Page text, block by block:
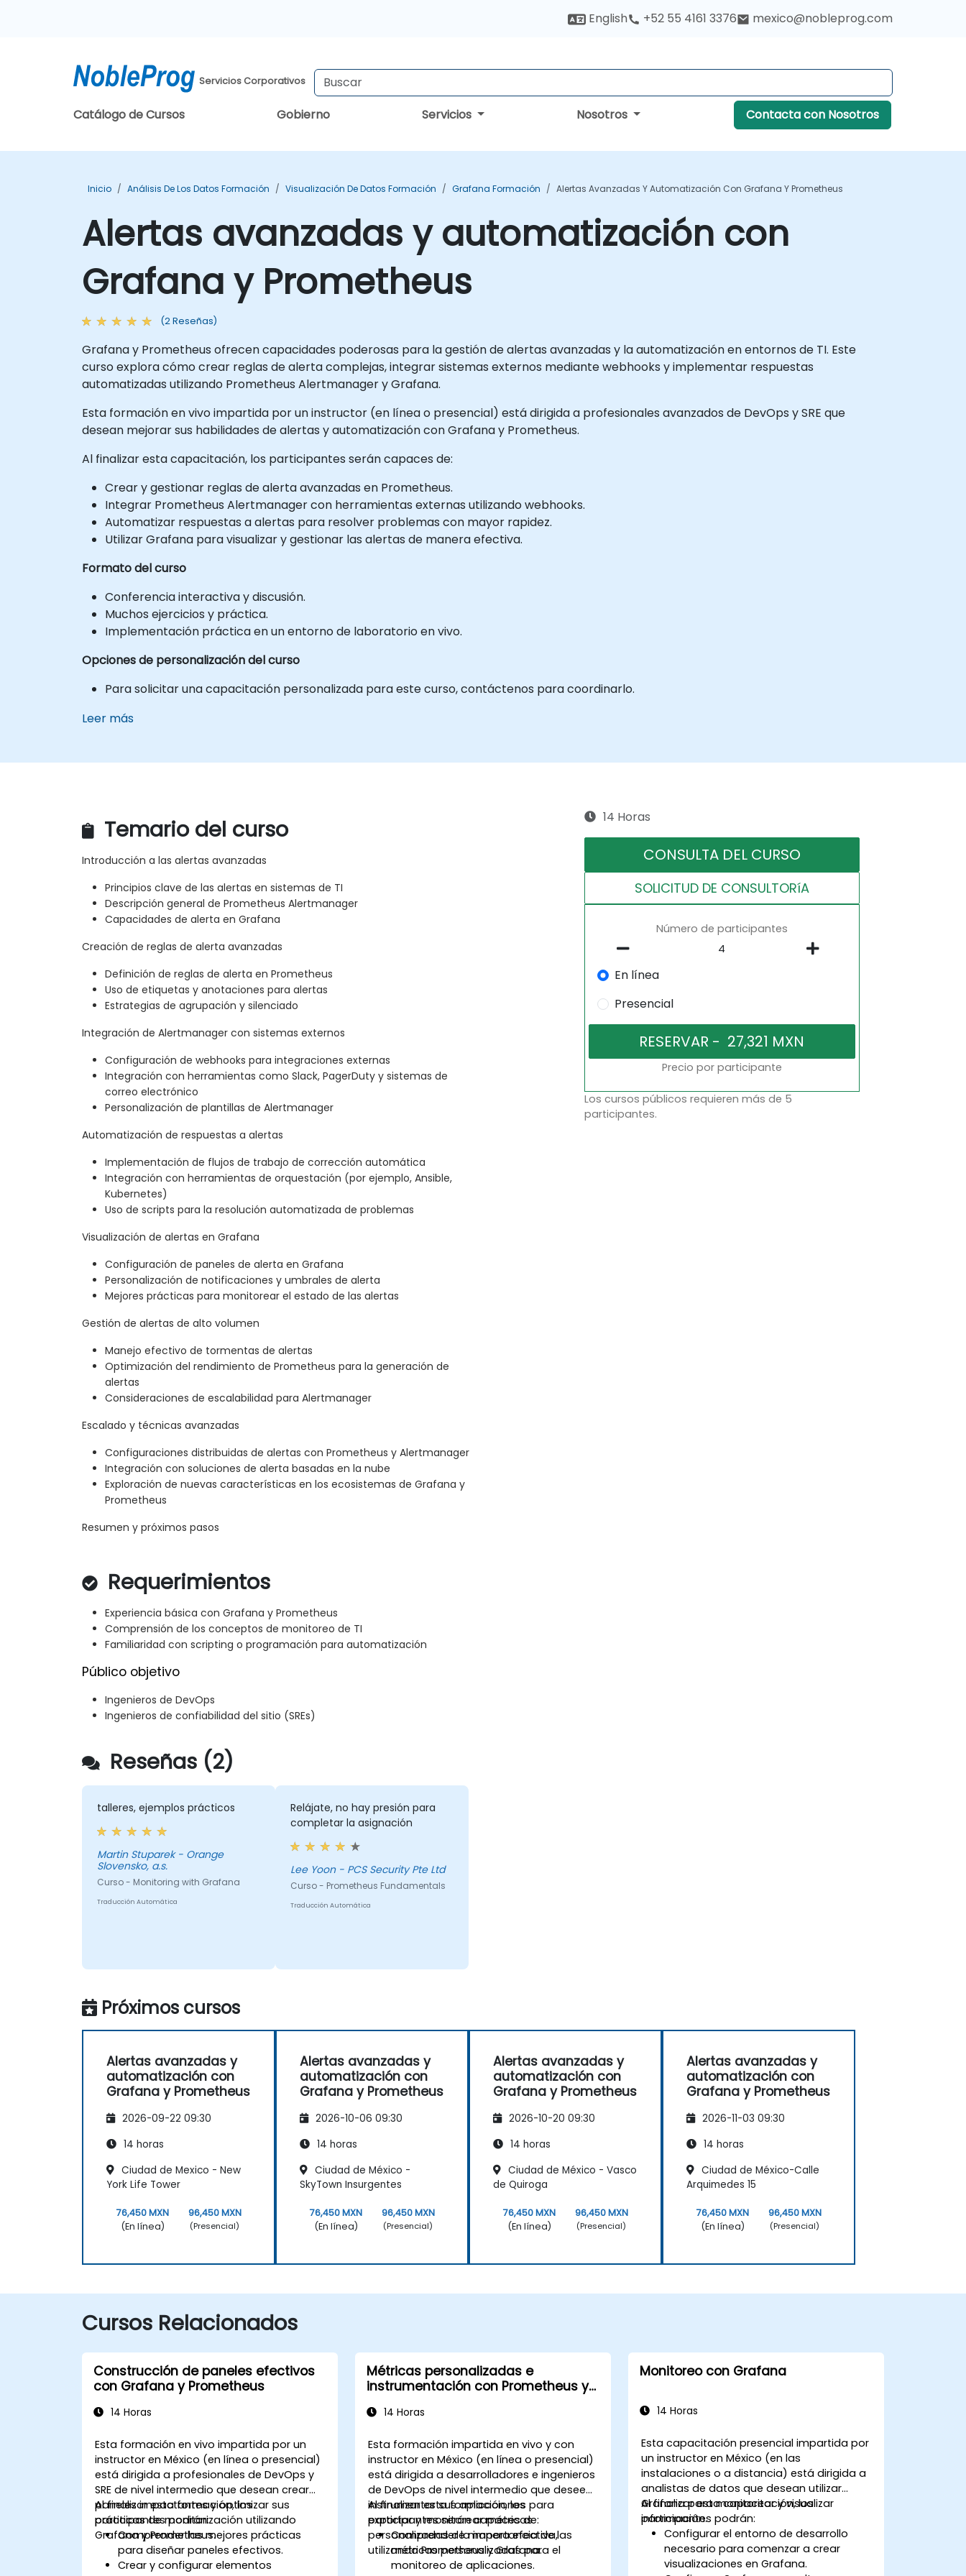
English +52 55 4161 3376 mexico@nobleprog.com
Servicios Corporativos
Catálogo de Cursos Gobierno Servicios Nosotros Contacta con Nosotros
Inicio Análisis De Los Datos Formación Visualización De Datos Formación Grafana Formación Alertas Avanzadas Y Automatización Con Grafana Y Prometheus
Alertas avanzadas y automatización con
Grafana y Prometheus
(2 Reseñas)
Grafana y Prometheus ofrecen capacidades poderosas para la gestión de alertas avanzadas y la automatización en entornos de TI. Este
curso explora cómo crear reglas de alerta complejas, integrar sistemas externos mediante webhooks y implementar respuestas
automatizadas utilizando Prometheus Alertmanager y Grafana.
Esta formación en vivo impartida por un instructor (en línea o presencial) está dirigida a profesionales avanzados de DevOps y SRE que
desean mejorar sus habilidades de alertas y automatización con Grafana y Prometheus.
Al finalizar esta capacitación, los participantes serán capaces de:
Crear y gestionar reglas de alerta avanzadas en Prometheus.
Integrar Prometheus Alertmanager con herramientas externas utilizando webhooks.
Automatizar respuestas a alertas para resolver problemas con mayor rapidez.
Utilizar Grafana para visualizar y gestionar las alertas de manera efectiva.
Formato del curso
Conferencia interactiva y discusión.
Muchos ejercicios y práctica.
Implementación práctica en un entorno de laboratorio en vivo.
Opciones de personalización del curso
Para solicitar una capacitación personalizada para este curso, contáctenos para coordinarlo.
Leer más
Temario del curso
Introducción a las alertas avanzadas
Principios clave de las alertas en sistemas de TI
Descripción general de Prometheus Alertmanager
Capacidades de alerta en Grafana
Creación de reglas de alerta avanzadas
Definición de reglas de alerta en Prometheus
Uso de etiquetas y anotaciones para alertas
Estrategias de agrupación y silenciado
Integración de Alertmanager con sistemas externos
Configuración de webhooks para integraciones externas
Integración con herramientas como Slack, PagerDuty y sistemas de
correo electrónico
Personalización de plantillas de Alertmanager
Automatización de respuestas a alertas
Implementación de flujos de trabajo de corrección automática
Integración con herramientas de orquestación (por ejemplo, Ansible,
Kubernetes)
Uso de scripts para la resolución automatizada de problemas
Visualización de alertas en Grafana
Configuración de paneles de alerta en Grafana
Personalización de notificaciones y umbrales de alerta
Mejores prácticas para monitorear el estado de las alertas
Gestión de alertas de alto volumen
Manejo efectivo de tormentas de alertas
Optimización del rendimiento de Prometheus para la generación de
alertas
Consideraciones de escalabilidad para Alertmanager
Escalado y técnicas avanzadas
Configuraciones distribuidas de alertas con Prometheus y Alertmanager
Integración con soluciones de alerta basadas en la nube
Exploración de nuevas características en los ecosistemas de Grafana y
Prometheus
Resumen y próximos pasos
Requerimientos
Experiencia básica con Grafana y Prometheus
Comprensión de los conceptos de monitoreo de TI
Familiaridad con scripting o programación para automatización
Público objetivo
Ingenieros de DevOps
Ingenieros de confiabilidad del sitio (SREs)
14 Horas
CONSULTA DEL CURSO
SOLICITUD DE CONSULTORíA
Número de participantes
En línea
Presencial
Precio por participante
Los cursos públicos requieren más de 5
participantes.
Reseñas (2)
talleres, ejemplos prácticos
Martin Stuparek - Orange
Slovensko, a.s.
Curso - Monitoring with Grafana
Traducción Automática
Relájate, no hay presión para
completar la asignación
Lee Yoon - PCS Security Pte Ltd
Curso - Prometheus Fundamentals
Traducción Automática
Próximos cursos
Alertas avanzadas y
automatización con
Grafana y Prometheus
2026-09-22 09:30
14 horas
Ciudad de Mexico - New
York Life Tower
76,450 MXN
(En línea)
96,450 MXN
(Presencial)
Alertas avanzadas y
automatización con
Grafana y Prometheus
2026-10-06 09:30
14 horas
Ciudad de México -
SkyTown Insurgentes
76,450 MXN
(En línea)
96,450 MXN
(Presencial)
Alertas avanzadas y
automatización con
Grafana y Prometheus
2026-10-20 09:30
14 horas
Ciudad de México - Vasco
de Quiroga
76,450 MXN
(En línea)
96,450 MXN
(Presencial)
Alertas avanzadas y
automatización con
Grafana y Prometheus
2026-11-03 09:30
14 horas
Ciudad de México-Calle
Arquimedes 15
76,450 MXN
(En línea)
96,450 MXN
(Presencial)
Cursos Relacionados
Construcción de paneles efectivos
con Grafana y Prometheus
14 Horas
Esta formación en vivo impartida por un
instructor en México (en línea o presencial)
está dirigida a profesionales de DevOps y
SRE de nivel intermedio que desean crear
paneles impactantes y optimizar sus
prácticas de monitorización utilizando
Grafana y Prometheus.
Al finalizar esta formación, los
participantes podrán:
Comprender las mejores prácticas
para diseñar paneles efectivos.
Crear y configurar elementos
Métricas personalizadas e
instrumentación con Prometheus y
14 Horas
Esta formación impartida en vivo y con
instructor en México (en línea o presencial)
está dirigida a desarrolladores e ingenieros
de DevOps de nivel intermedio que deseen
instrumentar sus aplicaciones para
exportar y monitorear métricas
personalizadas de manera efectiva,
utilizando Prometheus y Grafana.
Al finalizar esta formación, los
participantes serán capaces de:
Comprender la importancia de las
métricas personalizadas para el
monitoreo de aplicaciones.
Monitoreo con Grafana
14 Horas
Esta capacitación presencial impartida por
un instructor en México (en las
instalaciones o a distancia) está dirigida a
analistas de datos que desean utilizar
Grafana para monitorear y visualizar
información.
Al finalizar esta capacitación, los
participantes podrán:
Configurar el entorno de desarrollo
necesario para comenzar a crear
visualizaciones en Grafana.